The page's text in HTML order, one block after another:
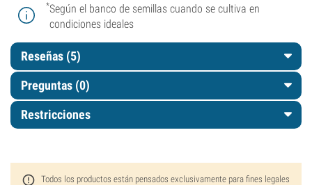
*Según el banco de semillas cuando se cultiva en
condiciones ideales
Reseñas (5)
Preguntas (0)
Restricciones
Todos los productos están pensados exclusivamente para fines legales